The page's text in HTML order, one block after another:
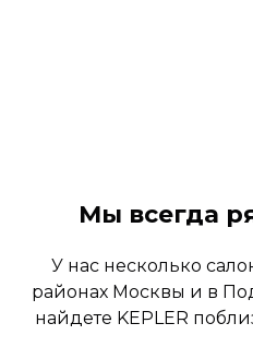
Мы всегда
У нас несколько
районах Москвы и в
найдете KEPLER